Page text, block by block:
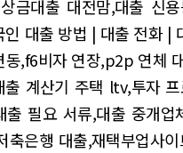
금대출 대전맘,대출 신
인 대출 방법 | 대출 전화 |
동,f6비자 연장,p2p 연체
계산기 주택 ltv,투자
출 필요 서류,대출 중개업
축은행 대출,재택부업사이